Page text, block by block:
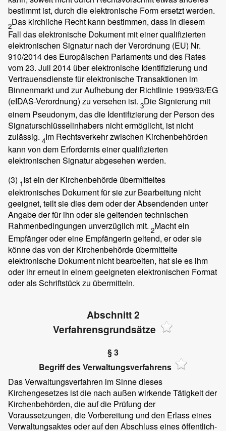
bestimmt ist, durch die elektronische Form ersetzt werden.
2Das kirchliche Recht kann bestimmen, dass in diesem
Fall das elektronische Dokument mit einer qualifizierten
elektronischen Signatur nach der Verordnung (EU) Nr.
910/2014 des Europäischen Parlaments und des Rates
vom 23. Juli 2014 über elektronische Identifizierung und
Vertrauensdienste für elektronische Transaktionen im
Binnenmarkt und zur Aufhebung der Richtlinie 1999/93/EG
(eIDAS-Verordnung) zu versehen ist. 3Die Signierung mit
einem Pseudonym, das die Identifizierung der Person des
Signaturschlüsselinhabers nicht ermöglicht, ist nicht
zulässig. 4Im Rechtsverkehr zwischen Kirchenbehörden
kann von dem Erfordernis einer qualifizierten
elektronischen Signatur abgesehen werden.
(3) 1Ist ein der Kirchenbehörde übermitteltes
elektronisches Dokument für sie zur Bearbeitung nicht
geeignet, teilt sie dies dem oder der Absendenden unter
Angabe der für ihn oder sie geltenden technischen
Rahmenbedingungen unverzüglich mit. 2Macht ein
Empfänger oder eine Empfängerin geltend, er oder sie
könne das von der Kirchenbehörde übermittelte
elektronische Dokument nicht bearbeiten, hat sie es ihm
oder ihr erneut in einem geeigneten elektronischen Format
oder als Schriftstück zu übermitteln.
Abschnitt 2
Verfahrensgrundsätze
§ 3
Begriff des Verwaltungsverfahrens
Das Verwaltungsverfahren im Sinne dieses
Kirchengesetzes ist die nach außen wirkende Tätigkeit der
Kirchenbehörden, die auf die Prüfung der
Voraussetzungen, die Vorbereitung und den Erlass eines
Verwaltungsaktes oder auf den Abschluss eines öffentlich-